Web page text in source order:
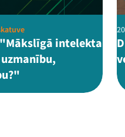
intelekta